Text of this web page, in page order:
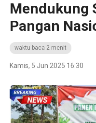
Mendukung
Pangan
waktu baca 2 menit
Kamis, 5 Jun 2025 16:30